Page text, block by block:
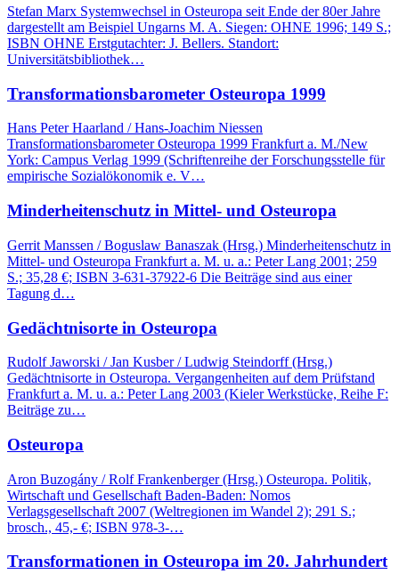
Stefan Marx Systemwechsel in Osteuropa seit Ende der 80er Jahre
dargestellt am Beispiel Ungarns M. A. Siegen: OHNE 1996; 149 S.;
ISBN OHNE Erstgutachter: J. Bellers. Standort:
Universitätsbibliothek…
Transformationsbarometer Osteuropa 1999
Hans Peter Haarland / Hans-Joachim Niessen
Transformationsbarometer Osteuropa 1999 Frankfurt a. M./New
York: Campus Verlag 1999 (Schriftenreihe der Forschungsstelle für
empirische Sozialökonomik e. V…
Minderheitenschutz in Mittel- und Osteuropa
Gerrit Manssen / Boguslaw Banaszak (Hrsg.) Minderheitenschutz in
Mittel- und Osteuropa Frankfurt a. M. u. a.: Peter Lang 2001; 259
S.; 35,28 €; ISBN 3-631-37922-6 Die Beiträge sind aus einer
Tagung d…
Gedächtnisorte in Osteuropa
Rudolf Jaworski / Jan Kusber / Ludwig Steindorff (Hrsg.)
Gedächtnisorte in Osteuropa. Vergangenheiten auf dem Prüfstand
Frankfurt a. M. u. a.: Peter Lang 2003 (Kieler Werkstücke, Reihe F:
Beiträge zu…
Osteuropa
Aron Buzogány / Rolf Frankenberger (Hrsg.) Osteuropa. Politik,
Wirtschaft und Gesellschaft Baden-Baden: Nomos
Verlagsgesellschaft 2007 (Weltregionen im Wandel 2); 291 S.;
brosch., 45,- €; ISBN 978-3-…
Transformationen in Osteuropa im 20. Jahrhundert